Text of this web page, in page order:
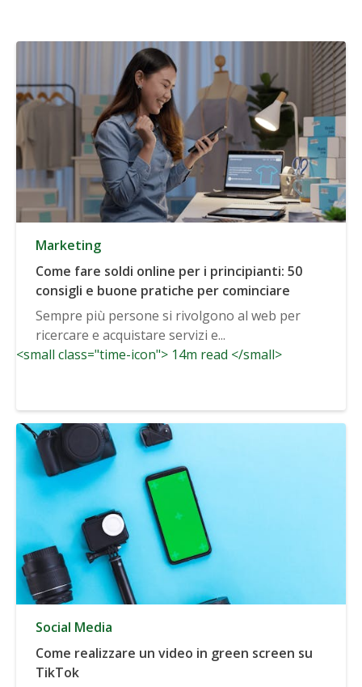
Marketing
Come fare soldi online per i principianti: 50
consigli e buone pratiche per cominciare
Sempre più persone si rivolgono al web per
ricercare e acquistare servizi e...
<small class="time-icon"> 14m read </small>
Social Media
Come realizzare un video in green screen su
TikTok